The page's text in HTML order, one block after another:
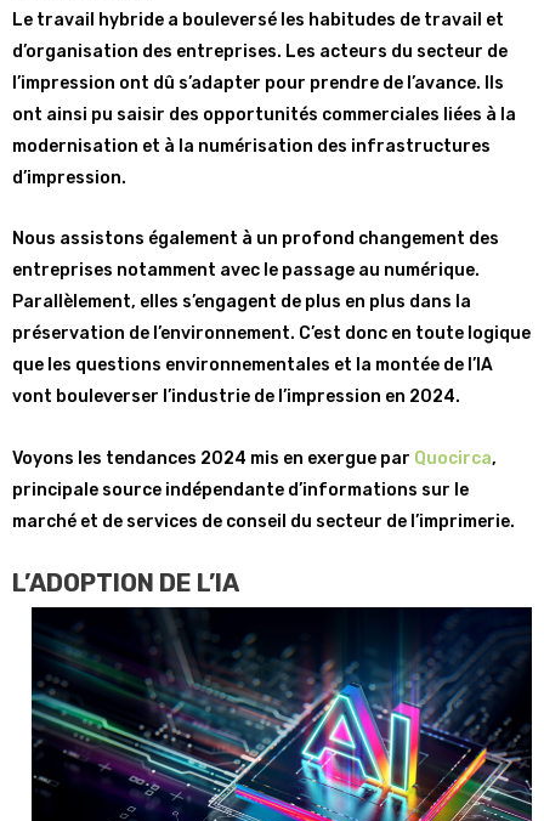
Le travail hybride a bouleversé les habitudes de travail et
d’organisation des entreprises. Les acteurs du secteur de
l’impression ont dû s’adapter pour prendre de l’avance. Ils
ont ainsi pu saisir des opportunités commerciales liées à la
modernisation et à la numérisation des infrastructures
d’impression.
Nous assistons également à un profond changement des
entreprises notamment avec le passage au numérique.
Parallèlement, elles s’engagent de plus en plus dans la
préservation de l’environnement. C’est donc en toute logique
que les questions environnementales et la montée de l’IA
vont bouleverser l’industrie de l’impression en 2024.
Voyons les tendances 2024 mis en exergue par Quocirca,
principale source indépendante d’informations sur le
marché et de services de conseil du secteur de l’imprimerie.
L’ADOPTION DE L’IA